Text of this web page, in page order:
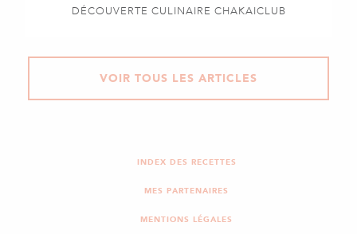
DÉCOUVERTE CULINAIRE CHAKAICLUB
VOIR TOUS LES ARTICLES
INDEX DES RECETTES
MES PARTENAIRES
MENTIONS LÉGALES